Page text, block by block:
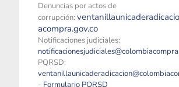
Denuncias por actos de
corrupción:
acompra.gov.co
Notificaciones judiciales:
PQRSD:
- Formulario PQRSD